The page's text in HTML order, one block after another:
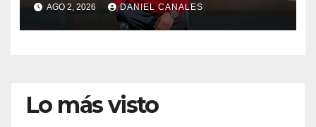
AGO 2, 2026 DANIEL CANALES
Lo más visto